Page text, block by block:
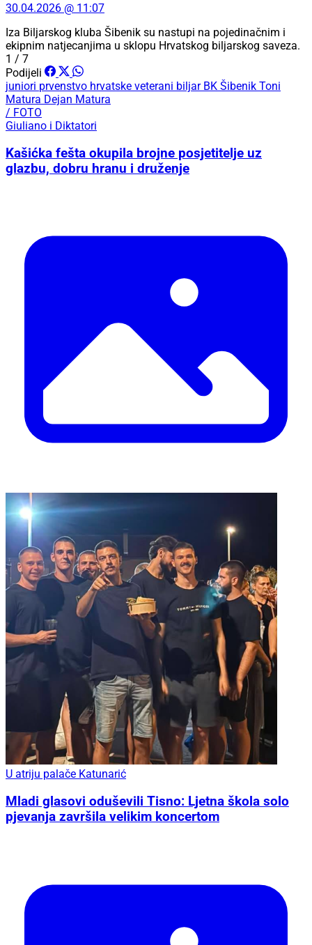
30.04.2026 @ 11:07
Iza Biljarskog kluba Šibenik su nastupi na pojedinačnim i
ekipnim natjecanjima u sklopu Hrvatskog biljarskog saveza.
1 / 7
Podijeli
juniori prvenstvo hrvatske veterani biljar BK Šibenik Toni
Matura Dejan Matura
/ FOTO
Giuliano i Diktatori
Kašićka fešta okupila brojne posjetitelje uz
glazbu, dobru hranu i druženje
U atriju palače Katunarić
Mladi glasovi oduševili Tisno: Ljetna škola solo
pjevanja završila velikim koncertom